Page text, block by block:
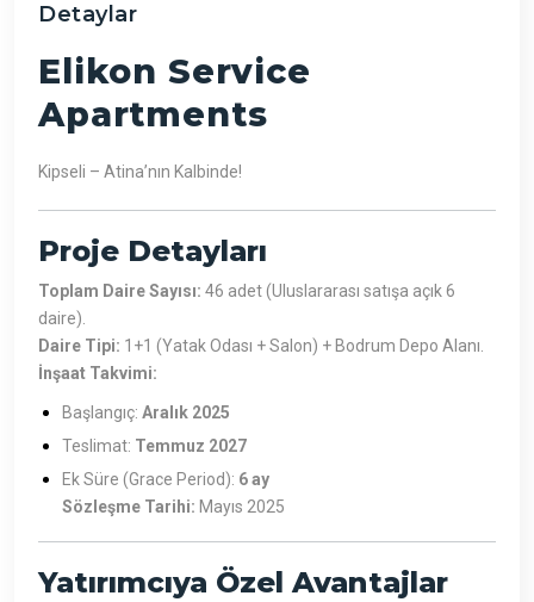
Detaylar
Elikon Service
Apartments
Kipseli – Atina’nın Kalbinde!
Proje Detayları
Toplam Daire Sayısı: 46 adet (Uluslararası satışa açık 6
daire).
Daire Tipi: 1+1 (Yatak Odası + Salon) + Bodrum Depo Alanı.
İnşaat Takvimi:
Başlangıç: Aralık 2025
Teslimat: Temmuz 2027
Ek Süre (Grace Period): 6 ay
Sözleşme Tarihi: Mayıs 2025
Yatırımcıya Özel Avantajlar